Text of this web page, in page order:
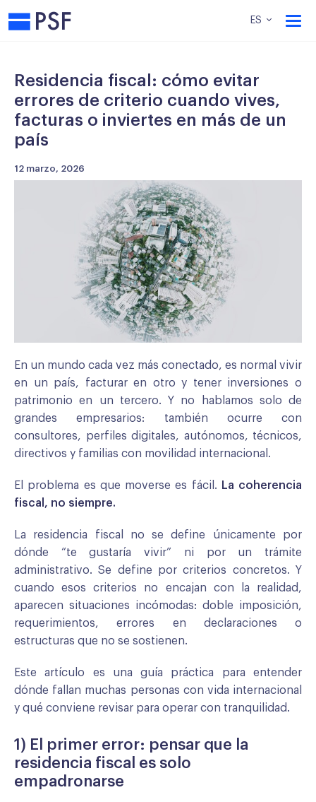
PSF ES
Residencia fiscal: cómo evitar
errores de criterio cuando vives,
facturas o inviertes en más de un
país
12 marzo, 2026
En un mundo cada vez más conectado, es normal vivir
en un país, facturar en otro y tener inversiones o
patrimonio en un tercero. Y no hablamos solo de
grandes empresarios: también ocurre con
consultores, perfiles digitales, autónomos, técnicos,
directivos y familias con movilidad internacional.
El problema es que moverse es fácil.
La coherencia
fiscal, no siempre.
La residencia fiscal no se define únicamente por
dónde “te gustaría vivir” ni por un trámite
administrativo. Se define por criterios concretos. Y
cuando esos criterios no encajan con la realidad,
aparecen situaciones incómodas: doble imposición,
requerimientos, errores en declaraciones o
estructuras que no se sostienen.
Este artículo es una guía práctica para entender
dónde fallan muchas personas con vida internacional
y qué conviene revisar para operar con tranquilidad.
1) El primer error: pensar que la
residencia fiscal es solo
empadronarse